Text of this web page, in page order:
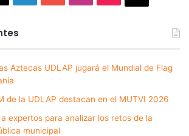
Aztecas UDLAP jugará el Mundial de Flag
de la UDLAP destacan en el MUTVI 2026
expertos para analizar los retos de la
municipal